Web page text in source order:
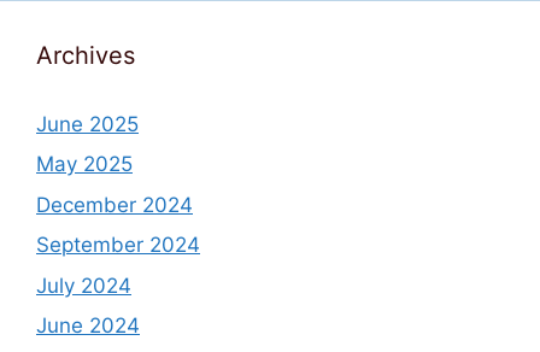
Archives
June 2025
May 2025
December 2024
September 2024
July 2024
June 2024